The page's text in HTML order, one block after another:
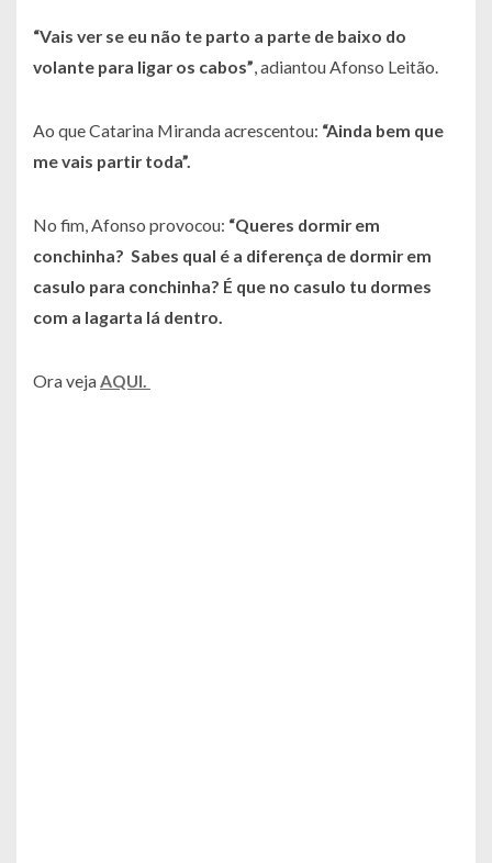
“Vais ver se eu não te parto a parte de baixo do
volante para ligar os cabos”, adiantou Afonso Leitão.
Ao que Catarina Miranda acrescentou: “Ainda bem que
me vais partir toda”.
No fim, Afonso provocou: “Queres dormir em
conchinha? Sabes qual é a diferença de dormir em
casulo para conchinha? É que no casulo tu dormes
com a lagarta lá dentro.
Ora vejaAQUI.